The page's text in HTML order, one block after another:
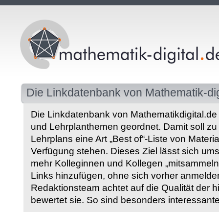
Die Linkdatenbank von Mathematik-
Die Linkdatenbank von
und Lehrplanthemen geordnet. Damit soll
Lehrplans eine Art „Best of“-Liste von
Verfügung stehen. Dieses Ziel lässt sich
mehr Kolleginnen und Kollegen
Links hinzufügen, ohne sich vorher
Redaktionsteam achtet auf die Qualität der
bewertet sie. So sind besonders